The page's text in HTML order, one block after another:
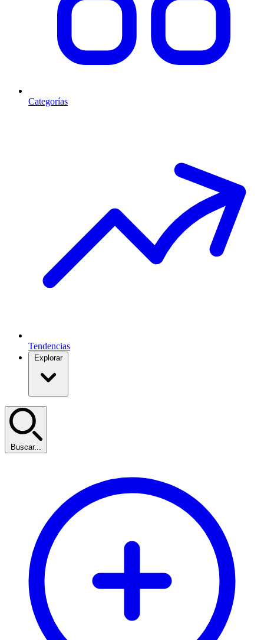
Categorías
Tendencias
Explorar
Buscar...